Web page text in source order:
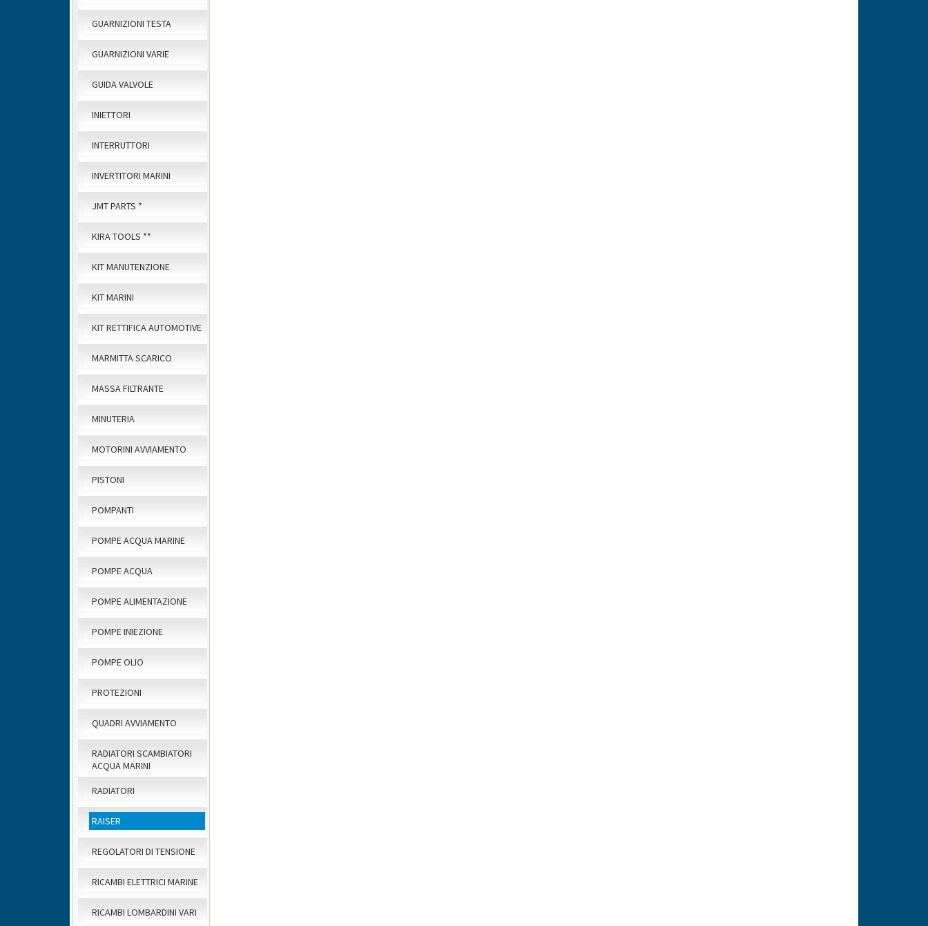
GUARNIZIONI TESTA
GUARNIZIONI VARIE
GUIDA VALVOLE
INIETTORI
INTERRUTTORI
INVERTITORI MARINI
JMT PARTS *
KIRA TOOLS **
KIT MANUTENZIONE
KIT MARINI
KIT RETTIFICA AUTOMOTIVE
MARMITTA SCARICO
MASSA FILTRANTE
MINUTERIA
MOTORINI AVVIAMENTO
PISTONI
POMPANTI
POMPE ACQUA MARINE
POMPE ACQUA
POMPE ALIMENTAZIONE
POMPE INIEZIONE
POMPE OLIO
PROTEZIONI
QUADRI AVVIAMENTO
RADIATORI SCAMBIATORI
ACQUA MARINI
RADIATORI
RAISER
REGOLATORI DI TENSIONE
RICAMBI ELETTRICI MARINE
RICAMBI LOMBARDINI VARI